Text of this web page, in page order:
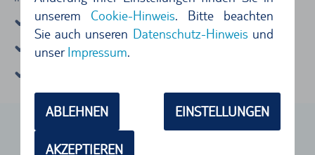
unserem Cookie-Hinweis. Bitte beachten
Sie auch unseren Datenschutz-Hinweis und
unserImpressum.
ABLEHNEN EINSTELLUNGEN
AKZEPTIEREN
KFZ Haftpflichtversicherung inkl.
Kostenlos stornieren bis 24 Stunden vorher